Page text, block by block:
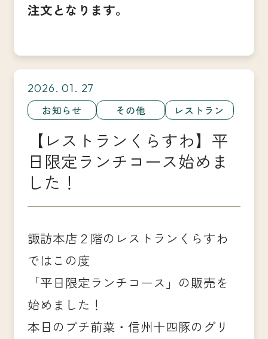
注文となります。
2026. 01. 27
お知らせ その他 レストラン
【レストランくらすわ】平
日限定ランチコース始めま
した！
諏訪本店２階のレストランくらすわ
ではこの度
「平日限定ランチコース」の販売を
始めました！
本日のプチ前菜・信州十四豚のグリ